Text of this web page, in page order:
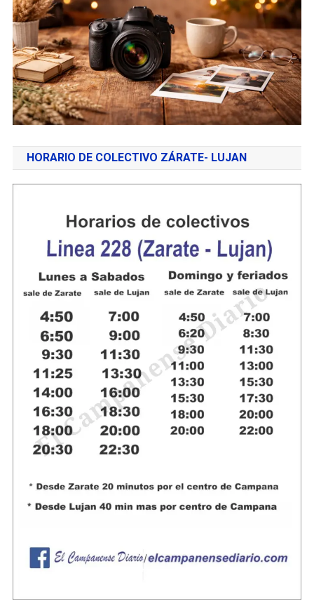
HORARIO DE COLECTIVO ZÁRATE- LUJAN